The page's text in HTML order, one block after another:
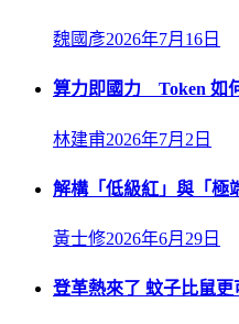
魏國彥2026年7月16日
算力即國力 Token 如
林建甫2026年7月2日
解構「低級紅」與「極
黃士修2026年6月29日
登革熱來了 蚊子比鼠更